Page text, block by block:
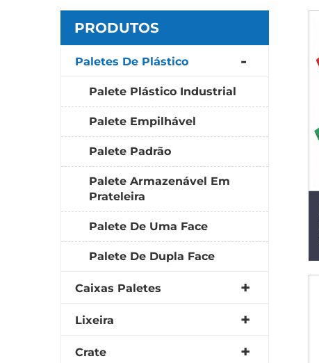
PRODUTOS
Paletes De Plástico
Palete Plástico Industrial
Palete Empilhável
Palete Padrão
Palete Armazenável Em
Prateleira
Palete De Uma Face
Palete De Dupla Face
Caixas Paletes
Lixeira
Crate